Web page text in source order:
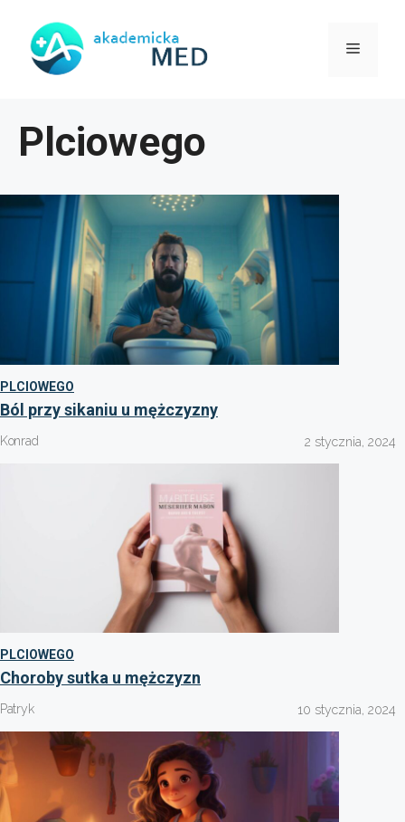
Menu
Plciowego
PLCIOWEGO
Ból przy sikaniu u mężczyzny
Konrad 2 stycznia, 2024
PLCIOWEGO
Choroby sutka u mężczyzn
Patryk 10 stycznia, 2024